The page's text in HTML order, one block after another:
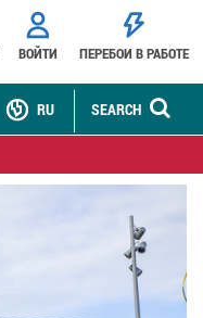
ВОЙТИ ПЕРЕБОИ В РАБОТЕ
SEARCH
RU